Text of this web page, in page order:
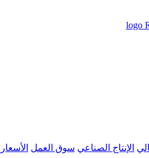
الإنتاج الصناعي سوق العمل الأسعار